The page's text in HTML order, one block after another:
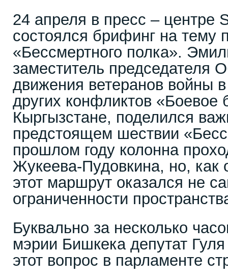
24 апреля в пресс – центре
состоялся брифинг на тему
«Бессмертного полка».
заместитель председателя
движения ветеранов войны
других конфликтов «Боевое
Кыргызстане, поделился
предстоящем шествии
прошлом году колонна
Жукеева-Пудовкина, но, как
этот маршрут оказался не
ограниченности
Буквально за несколько
мэрии Бишкекадепутат
этот вопрос в парламенте